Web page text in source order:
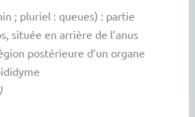
; pluriel : queues) : partie
située en arrière de l’anus
postérieure d’un organe